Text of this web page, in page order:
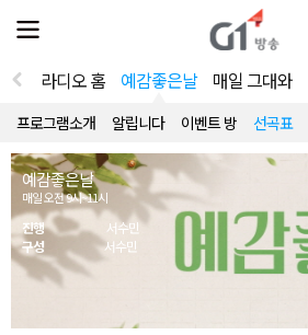
전
체
뉴
열
라디오 홈 예감좋은날 매일 그대와
프로그램소개 알립니다 이벤트 방 선곡표
예감좋은날
매일 오전 9시~11시
진행
서수민
구성
서수민